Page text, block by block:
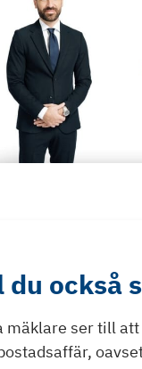
du också
mäklare ser till